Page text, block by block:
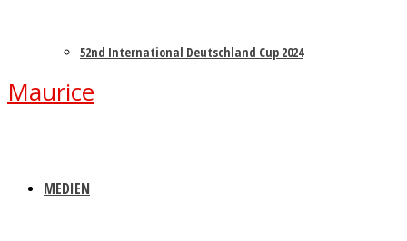
52nd International Deutschland Cup 2024
MEDIEN
Maurice